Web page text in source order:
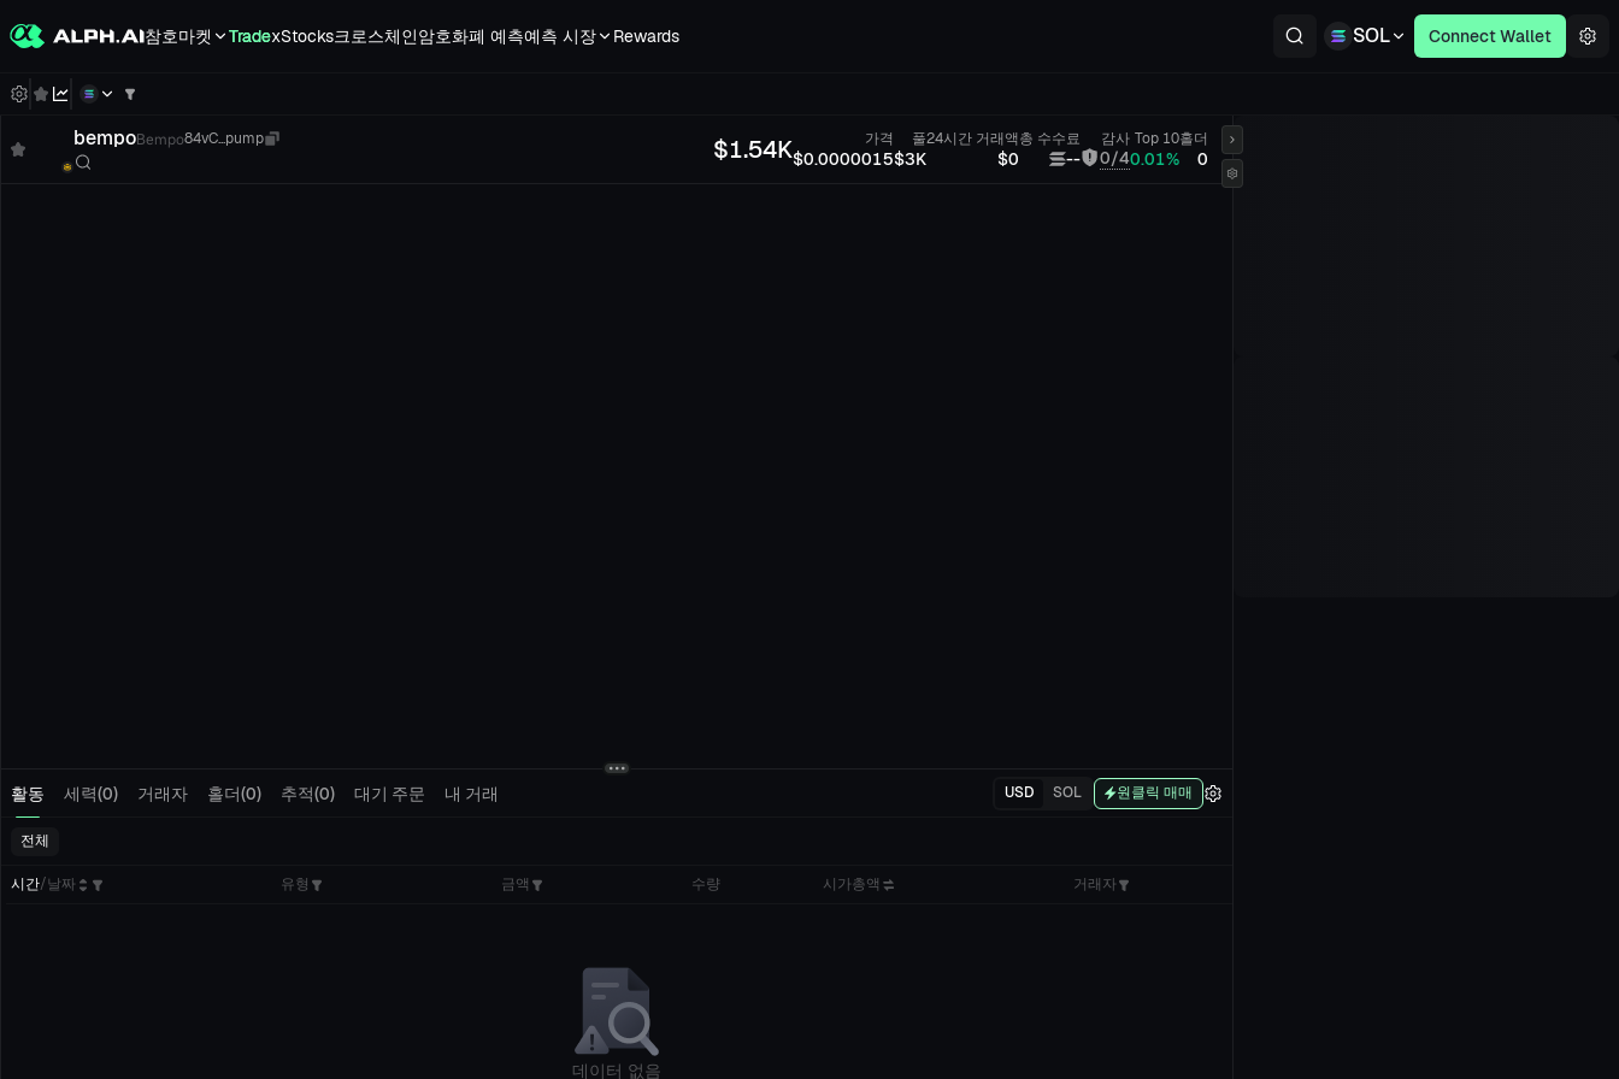
참호마켓 TradexStocks크로스체인암호화폐 예측예측 시장 Rewards SOL Connect Wallet
bempoBempo84vC...pump $1.54K 가격
$0.0000015
풀
$3K
24시간 거래액
$0
총 수수료
--
감사
0/4
Top 10
0.01%
홀더
0
활동 세력(0) 거래자 홀더(0) 추적(0) 대기 주문 내 거래 USD SOL 원클릭 매매
전체
시간/날짜 유형 금액 수량 시가총액 거래자
데이터 없음